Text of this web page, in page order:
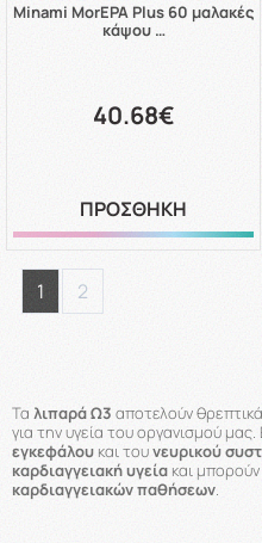
Minami MorEPA Plus 60 μαλακές
κάψου …
40.68€
ΠΡΟΣΘΗΚΗ
1 2
Τα λιπαρά Ω3 αποτελούν
για την υγεία του οργανισμού μας.
εγκεφάλου και τουνευρικού
καρδιαγγειακή υγεία και
καρδιαγγειακών παθήσεων.